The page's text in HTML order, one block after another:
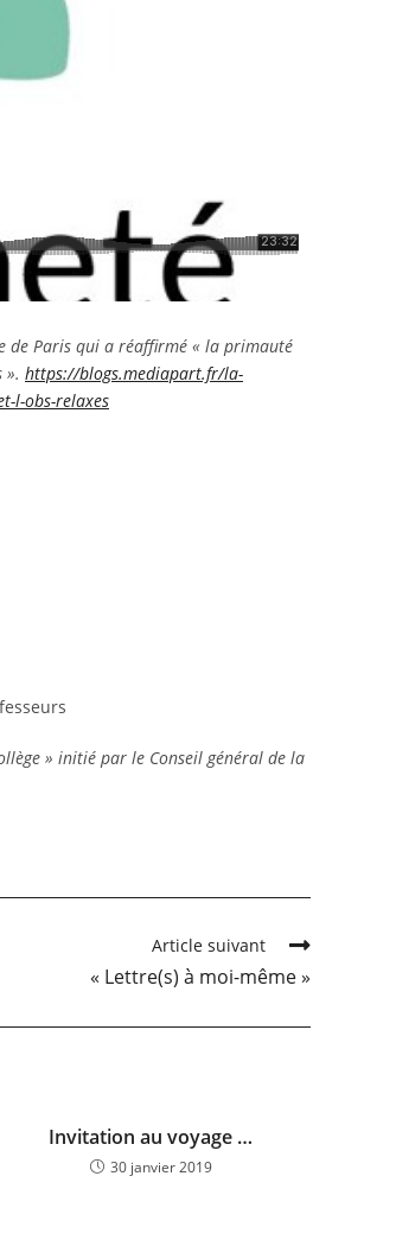
de Paris qui a réaffirmé « la primauté
». https://blogs.mediapart.fr/la-
l-obs-relaxes
» initié par le Conseil général de la
Article suivant
« Lettre(s) à moi-même »
Invitation au voyage …
30 janvier 2019